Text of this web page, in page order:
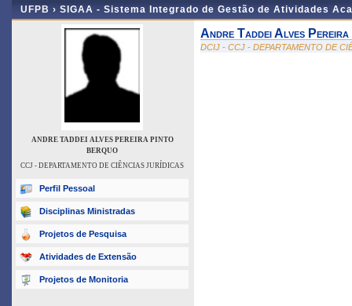
UFPB › SIGAA - Sistema Integrado de Gestão de Atividades
ANDRE TADDEI ALVES PEREIRA PINTO
BERQUO
CCJ - DEPARTAMENTO DE CIÊNCIAS JURÍDICAS
Perfil Pessoal
Disciplinas Ministradas
Projetos de Pesquisa
Atividades de Extensão
Projetos de Monitoria
Andre Taddei Alves
DCIJ - CCJ - DEPARTAMENTO DE